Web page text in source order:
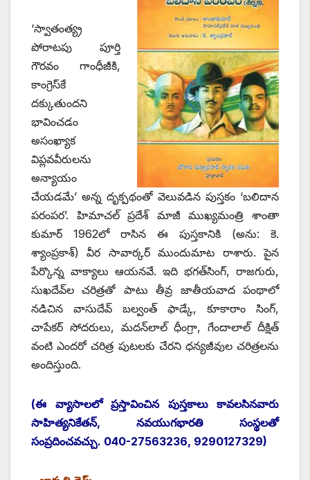
‘స్వాతంత్య్ర
పోరాటపు పూర్తి
గౌరవం గాంధీజీకి,
కాంగ్రెస్‌కే
దక్కుతుందని
భావించడం
అసంఖ్యాక
విప్లవవీరులను
అన్యాయం
చేయడమే’ అన్న దృక్పథంతో వెలువడిన పుస్తకం ‘బలిదాన
పరంపర’. హిమాచల్‌ ‌ప్రదేశ్‌ ‌మాజీ ముఖ్యమంత్రి శాంతా
కుమార్‌ 1962‌లో రాసిన ఈ పుస్తకానికి (అను: కె.
శ్యాంప్రకాశ్‌) ‌వీర సావార్కర్‌ ‌ముందుమాట రాశారు. పైన
పేర్కొన్న వాక్యాలు ఆయనవే. ఇది భగత్‌సింగ్‌, ‌రాజగురు,
సుఖదేవ్‌ల చరిత్రతో పాటు తీవ్ర జాతీయవాద పంథాలో
నడిచిన వాసుదేవ్‌ ‌బల్వంత్‌ ‌ఫాడ్కే, కూకారాం సింగ్‌,
‌చాపేకర్‌ ‌సోదరులు, మదన్‌లాల్‌ ‌ధీంగ్రా, గేందాలాల్‌ ‌దీక్షిత్‌
‌వంటి ఎందరో చరిత్ర పుటలకు చేరని ధన్యజీవుల చరిత్రలను
అందిస్తుంది.
(ఈ వ్యాసాలలో ప్రస్తావించిన పుస్తకాలు కావలసినవారు
సాహిత్యనికేతన్‌, ‌నవయుగభారతి సంస్థలతో
సంప్రదించవచ్చు. 040-27563236, 9290127329)